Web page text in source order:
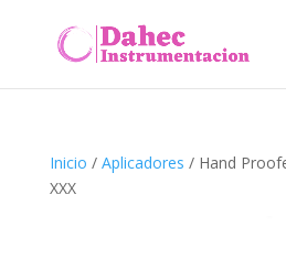
Inicio / Aplicadores / Hand
XXX